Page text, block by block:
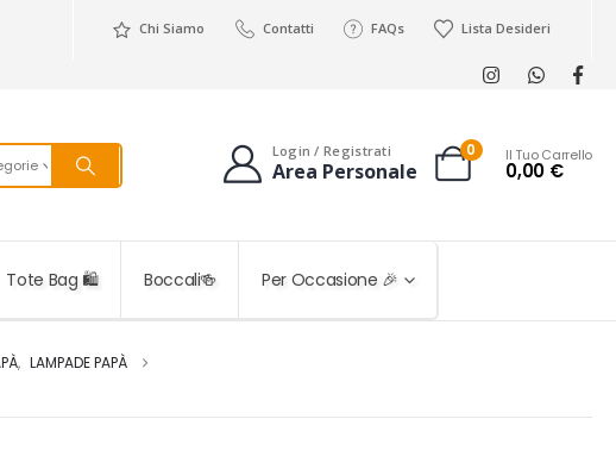
Chi Siamo Contatti FAQs Lista Desideri
Login / Registrati
Area Personale
0 Il Tuo Carrello
0,00 €
Tote Bag 🛍️ Boccali🍻 Per Occasione 🎉
, LAMPADE PAPÀ